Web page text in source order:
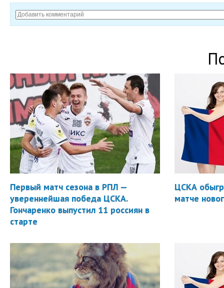
Первый матч сезона в РПЛ —
увереннейшая победа ЦСКА.
Гончаренко выпустил 11 россиян в
старте
ЦСКА
матче